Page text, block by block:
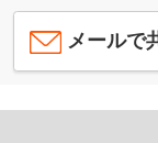
メールで